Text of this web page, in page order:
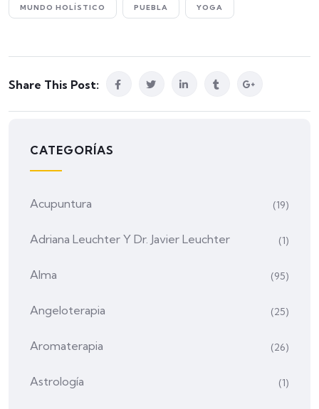
MUNDO HOLÍSTICO PUEBLA YOGA
Share This Post:
CATEGORÍAS
Acupuntura (19)
Adriana Leuchter Y Dr. Javier Leuchter (1)
Alma (95)
Angeloterapia (25)
Aromaterapia (26)
Astrología (1)